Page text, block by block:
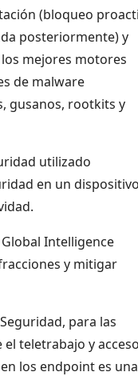
(bloqueo
posteriormente) y
mejores motores
de malware
gusanos, rootkits y
utilizado
en un
Intelligence
y mitigar
para las
teletrabajo y
los endpoint es una